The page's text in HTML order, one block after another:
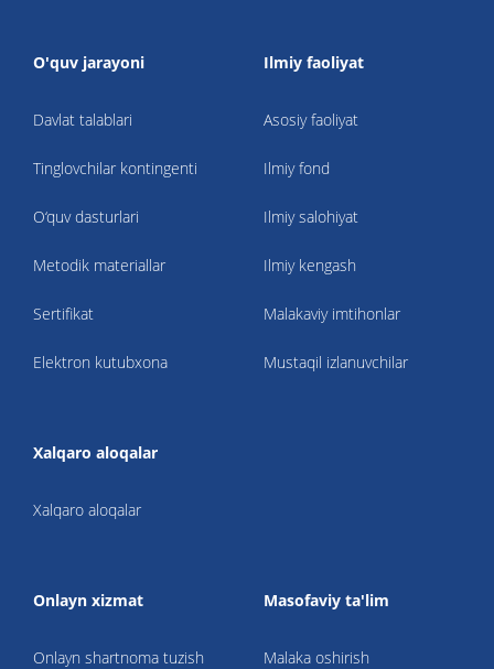
O'quv jarayoni
Davlat talablari
Tinglovchilar kontingenti
O‘quv dasturlari
Metodik materiallar
Sertifikat
Elektron kutubxona
Ilmiy faoliyat
Asosiy faoliyat
Ilmiy fond
Ilmiy salohiyat
Ilmiy kengash
Malakaviy imtihonlar
Mustaqil izlanuvchilar
Xalqaro aloqalar
Xalqaro aloqalar
Onlayn xizmat
Onlayn shartnoma tuzish
Masofaviy ta'lim
Malaka oshirish